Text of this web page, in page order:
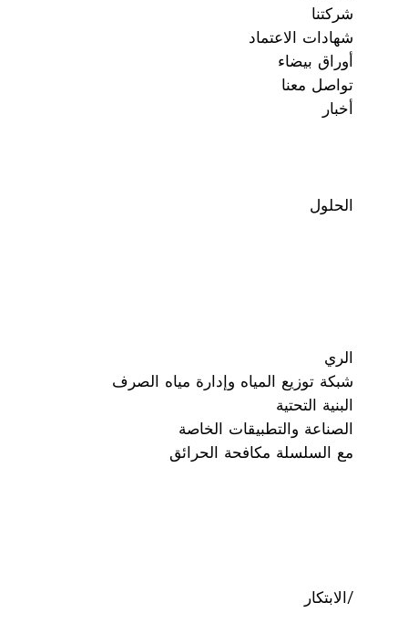
شركتنا
شهادات الاعتماد
أوراق بيضاء
تواصل معنا
أخبار
الحلول
الري
شبكة توزيع المياه وإدارة مياه الصرف
البنية التحتية
الصناعة والتطبيقات الخاصة
مع السلسلة مكافحة الحرائق
/الابتكار